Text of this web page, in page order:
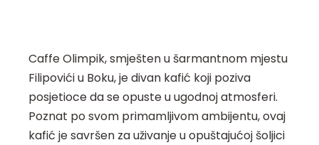
Caffe Olimpik, smješten u šarmantnom mjestu
Filipovići u Boku, je divan kafić koji poziva
posjetioce da se opuste u ugodnoj atmosferi.
Poznat po svom primamljivom ambijentu, ovaj
kafić je savršen za uživanje u opuštajućoj šoljici